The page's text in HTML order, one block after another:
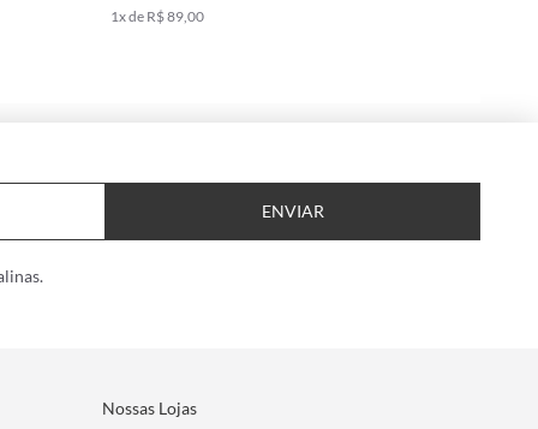
2x de R$ 59,50
ENVIAR
Nossas Lojas